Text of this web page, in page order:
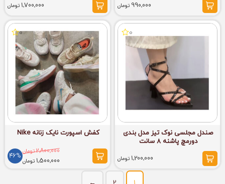
990,000 تومان 1,700,000 تومان
0
صندل مجلسی نوک تیز مدل بندی
دورمچ پاشنه 8 سانت
1,200,000 تومان
0
کفش اسپورت نایک زنانه Nike
2,800,000تومان
1,500,000 تومان
46%